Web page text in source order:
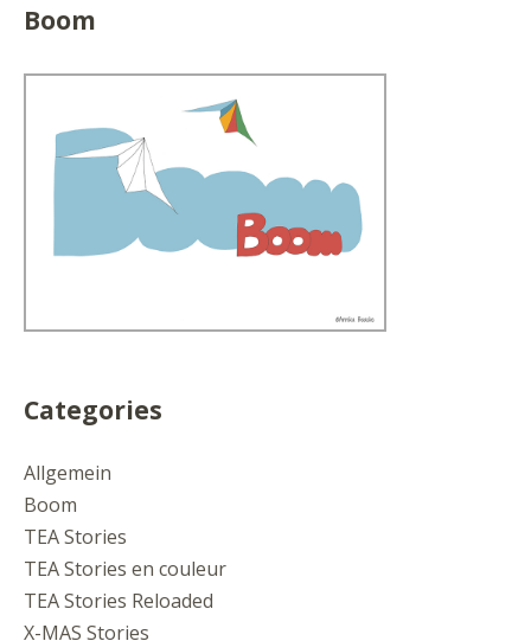
Boom
Categories
Allgemein
Boom
TEA Stories
TEA Stories en couleur
TEA Stories Reloaded
X-MAS Stories